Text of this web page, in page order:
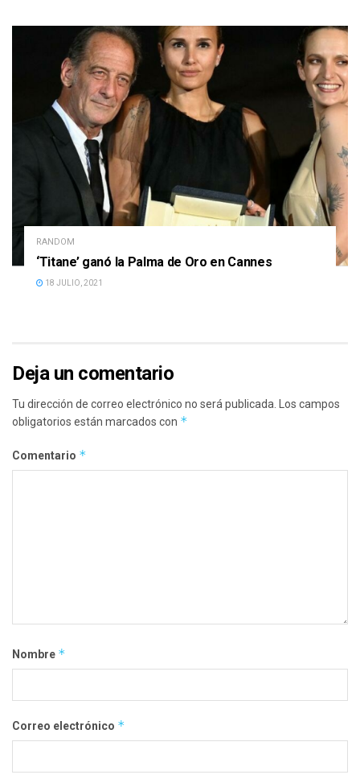
RANDOM
‘Titane’ ganó la Palma de Oro en Cannes
18 JULIO, 2021
Deja un comentario
Tu dirección de correo electrónico no será publicada. Los campos
obligatorios están marcados con *
Comentario *
Nombre *
Correo electrónico *